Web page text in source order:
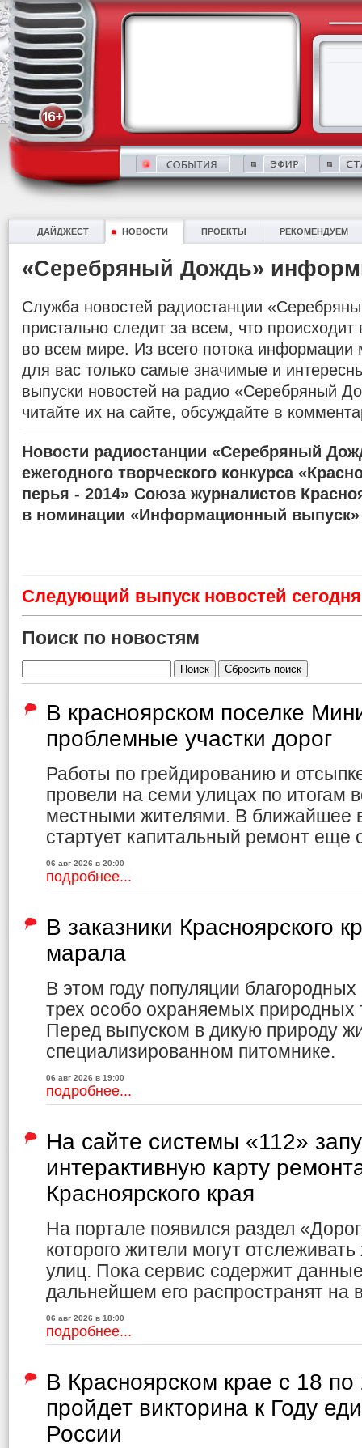
ДАЙДЖЕСТ НОВОСТИ ПРОЕКТЫ РЕКОМЕНДУЕМ
«Серебряный Дождь»
Служба новостей радиостанции
пристально следит за всем, что происходит
во всем мире. Из всего потока информации
для вас только самые значимые и
выпуски новостей на радио «Серебряный
читайте их на сайте, обсуждайте в
Новости радиостанции «Серебряный
ежегодного творческого конкурса
перья - 2014» Союза журналистов
в номинации «Информационный выпуск»
Cледующий выпуск новостей
Поиск по новостям
В красноярском поселке
проблемные участки дорог
Работы по грейдированию и
провели на семи улицах по итогам
местными жителями. В ближайшее
стартует капитальный ремонт еще
06 авг 2026 в 20:00
подробнее...
В заказники Красноярского
марала
В этом году популяции
трех особо охраняемых природных
Перед выпуском в дикую природу
специализированном питомнике.
06 авг 2026 в 19:00
подробнее...
На сайте системы «112»
интерактивную карту
Красноярского края
На портале появился раздел
которого жители могут
улиц. Пока сервис содержит
дальнейшем его распространят на
06 авг 2026 в 18:00
подробнее...
В Красноярском крае с 18 по
пройдет викторина к Году
России